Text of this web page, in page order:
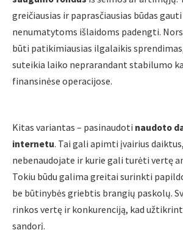
greičiausias ir paprasčiausias būdas
nenumatytoms išlaidoms padengti.
būti patikimiausias ilgalaikis
suteikia laiko neprarandant stabilumo
finansinėse operacijose.
Kitas variantas – pasinaudoti naudoto
internetu. Tai gali apimti įvairius
nebenaudojate ir kurie gali turėti vertę
Tokiu būdu galima greitai surinkti
be būtinybės griebtis brangių paskolų.
rinkos vertę ir konkurenciją, kad
sandorį.